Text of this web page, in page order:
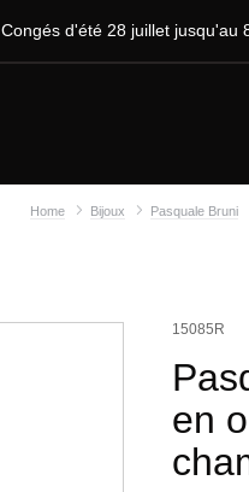
Congés d'été 28 juillet jusqu'au
Home Bijoux Pasquale Bruni
15085R
en